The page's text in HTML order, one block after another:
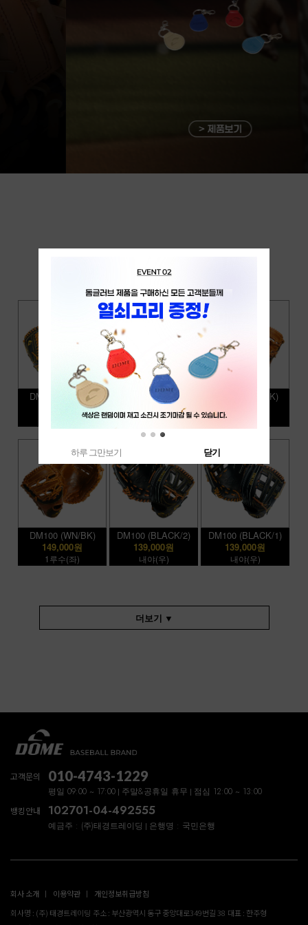
DOME NEW ARRIVAL
DM100 (BLACK)
139,000원
멀티,투수(좌)
DM100 (WN/BK/2)
139,000원
내야(우)
DM100 (WN/BK)
DM100 (WN/BK)
149,000원
1루수(좌)
DM100 (BLACK/2)
139,000원
내야(우)
DM100 (BLACK/1)
139,000원
내야(우)
더보기 ▼
고객문의 010-4743-1229
평일 09:00 ~ 17:00 주말&공휴일 휴무 점심 12:00 ~ 13:00
뱅킹안내 102701-04-492555
예금주 : (주)태경트레이딩 은행명 : 국민은행
회사 소개 이용약관
개인정보취급방침
회사명 : (주) 태경트레이딩 주소 : 부산광역시 동구 중앙대로349번길 38 대표 : 한주형
하루 그만보기 닫기